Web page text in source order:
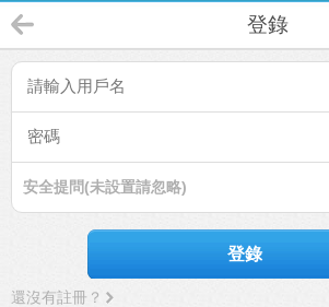
登錄
安全提問(未設置請忽略)
登錄
還沒有註冊？